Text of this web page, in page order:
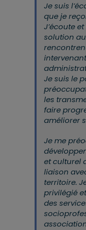
Je suis
que je
J’écoute
solution
Je suis le
les
faire
améliorer
Je me
et culturel
liaison
territoire.
privilégié
des